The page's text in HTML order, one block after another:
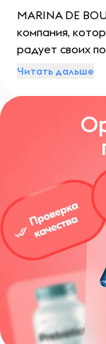
MARINA DE
компания,
радует своих
ароматами и
вниманию к
узнаваемых и
Читать дальше